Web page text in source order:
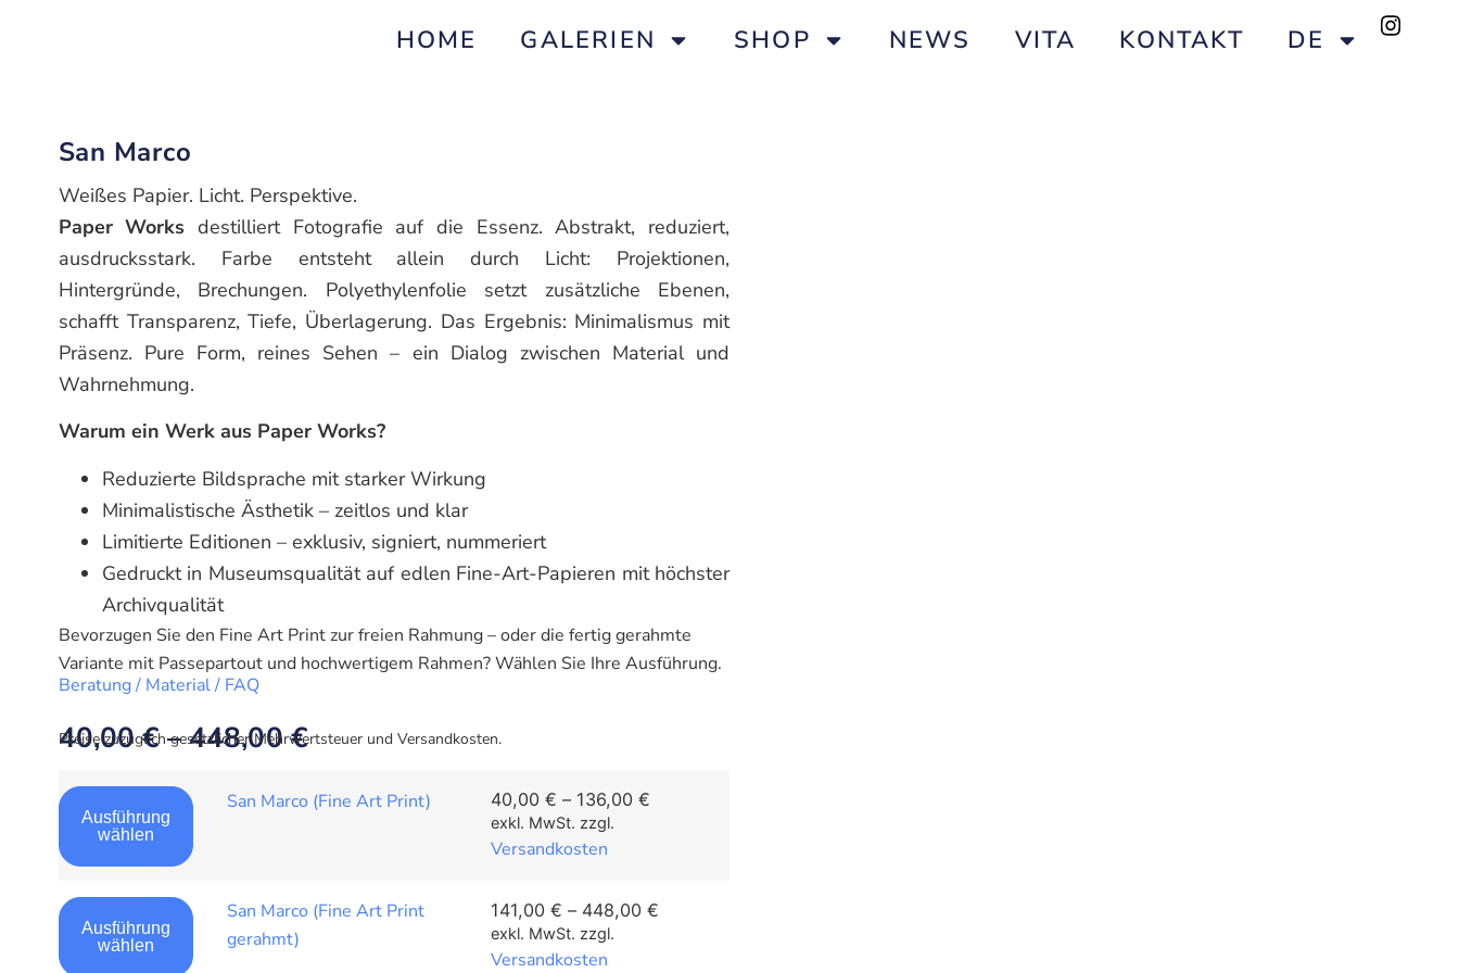
HOME GALERIEN SHOP NEWS VITA KONTAKT DE
San Marco
Weißes Papier. Licht. Perspektive.
Paper Works destilliert Fotografie auf die Essenz. Abstrakt, reduziert,
ausdrucksstark. Farbe entsteht allein durch Licht: Projektionen,
Hintergründe, Brechungen. Polyethylenfolie setzt zusätzliche Ebenen,
schafft Transparenz, Tiefe, Überlagerung. Das Ergebnis: Minimalismus mit
Präsenz. Pure Form, reines Sehen – ein Dialog zwischen Material und
Wahrnehmung.
Warum ein Werk aus Paper Works?
Reduzierte Bildsprache mit starker Wirkung
Minimalistische Ästhetik – zeitlos und klar
Limitierte Editionen – exklusiv, signiert, nummeriert
Gedruckt in Museumsqualität auf edlen Fine-Art-Papieren mit höchster
Archivqualität
Bevorzugen Sie den Fine Art Print zur freien Rahmung – oder die fertig gerahmte
Variante mit Passepartout und hochwertigem Rahmen? Wählen Sie Ihre Ausführung.
Beratung / Material / FAQ
40,00€–448,00€
Preise zuzüglich gesetzlicher Mehrwertsteuer und Versandkosten.
Ausführung
wählen
San Marco (Fine Art Print) 40,00 € – 136,00 €
exkl. MwSt. zzgl.
Versandkosten
Ausführung
wählen
San Marco (Fine Art Print
gerahmt)
141,00 € – 448,00 €
exkl. MwSt. zzgl.
Versandkosten